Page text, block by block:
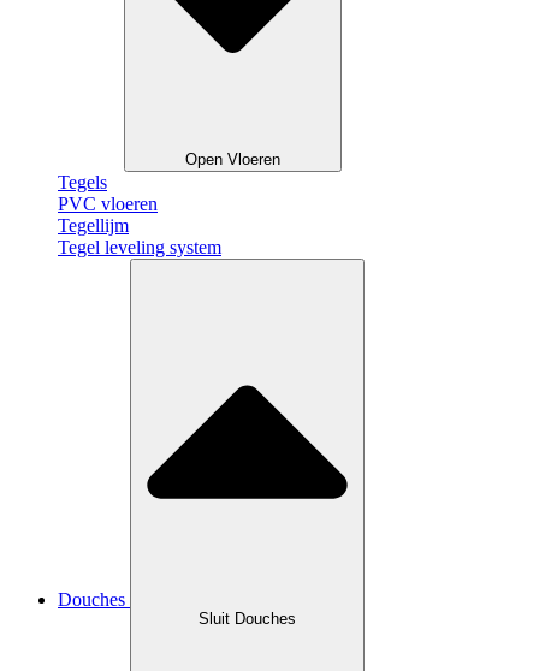
Open Vloeren
Tegels
PVC vloeren
Tegellijm
Tegel leveling system
Douches
Sluit Douches